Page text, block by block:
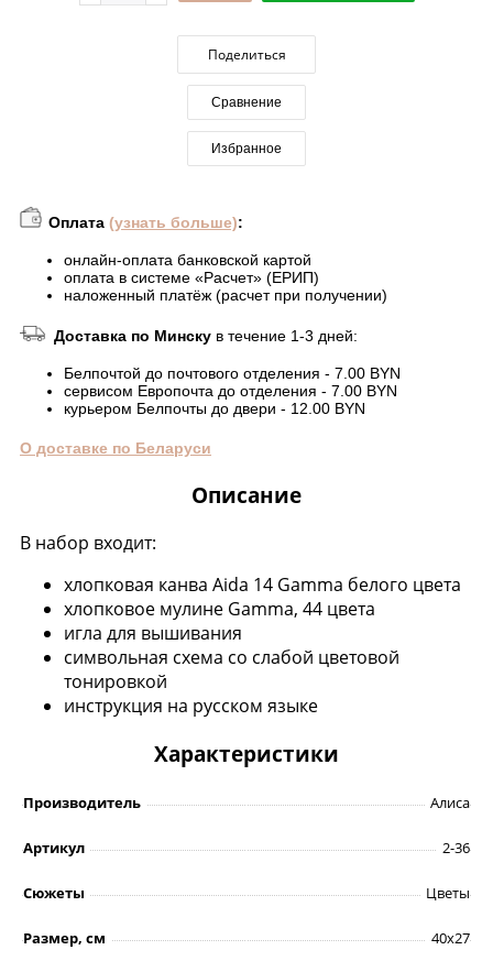
Поделиться
Сравнение
Избранное
Оплата (узнать больше):
онлайн-оплата банковской картой
оплата в системе «Расчет» (ЕРИП)
наложенный платёж (расчет при получении)
Доставка по Минску в течение 1-3 дней:
Белпочтой до почтового отделения - 7.00 BYN
сервисом Европочта до отделения - 7.00 BYN
курьером Белпочты до двери - 12.00 BYN
О доставке по Беларуси
Описание
В набор входит:
хлопковая канва Aida 14 Gamma белого цвета
хлопковое мулине Gamma, 44 цвета
игла для вышивания
символьная схема со слабой цветовой
тонировкой
инструкция на русском языке
Характеристики
Производитель Алиса
Артикул 2-36
Сюжеты Цветы
Размер, см 40х27